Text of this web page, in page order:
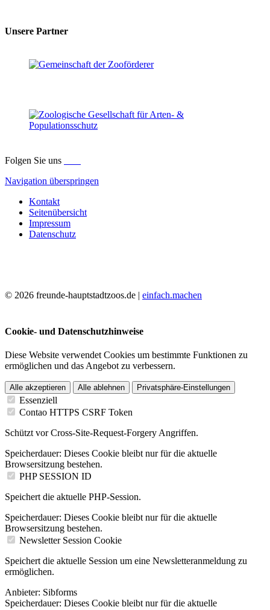
Unsere Partner
Folgen Sie uns
Navigation überspringen
Kontakt
Seitenübersicht
Impressum
Datenschutz
© 2026 freunde-hauptstadtzoos.de | einfach.machen
Cookie- und Datenschutzhinweise
Diese Website verwendet Cookies um bestimmte Funktionen zu
ermöglichen und das Angebot zu verbessern.
Alle akzeptieren Alle ablehnen Privatsphäre-Einstellungen
Essenziell
Contao HTTPS CSRF Token
Schützt vor Cross-Site-Request-Forgery Angriffen.
Speicherdauer: Dieses Cookie bleibt nur für die aktuelle
Browsersitzung bestehen.
PHP SESSION ID
Speichert die aktuelle PHP-Session.
Speicherdauer: Dieses Cookie bleibt nur für die aktuelle
Browsersitzung bestehen.
Newsletter Session Cookie
Speichert die aktuelle Session um eine Newsletteranmeldung zu
ermöglichen.
Anbieter: Sibforms
Speicherdauer: Dieses Cookie bleibt nur für die aktuelle